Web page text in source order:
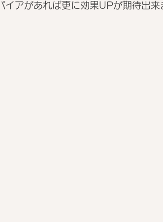
イアがあれば更に効果UPが期待出来